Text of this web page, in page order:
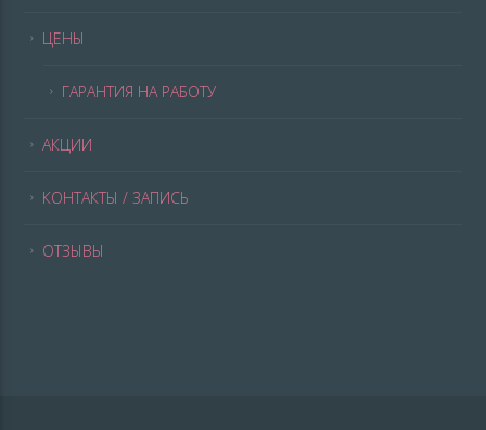
ЦЕНЫ
ГАРАНТИЯ НА РАБОТУ
АКЦИИ
КОНТАКТЫ / ЗАПИСЬ
ОТЗЫВЫ